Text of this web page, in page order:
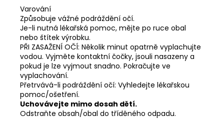
Varování
Způsobuje vážné podráždění očí.
Je-li nutná lékařská pomoc, mějte po ruce obal
nebo štítek výrobku.
PŘI ZASAŽENÍ OČÍ: Několik minut opatrně vyplachujte
vodou. Vyjměte kontaktní čočky, jsouli nasazeny a
pokud je lze vyjmout snadno. Pokračujte ve
vyplachování.
Přetrvává-li podráždění očí: Vyhledejte lékařskou
pomoc/ošetření.
Uchovávejte mimo dosah dětí.
Odstraňte obsah/obal do tříděného odpadu.